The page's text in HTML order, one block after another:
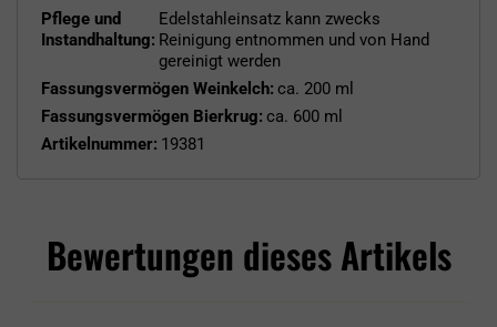
Pflege und
Instandhaltung:
Edelstahleinsatz kann zwecks
Reinigung entnommen und von Hand
gereinigt werden
Fassungsvermögen Weinkelch: ca. 200 ml
Fassungsvermögen Bierkrug: ca. 600 ml
Artikelnummer: 19381
Bewertungen dieses Artikels